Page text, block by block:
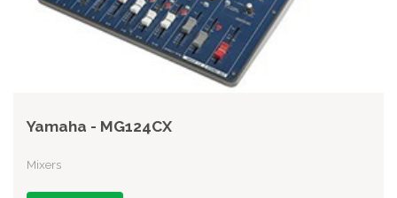
Yamaha - MG124CX
Mixers